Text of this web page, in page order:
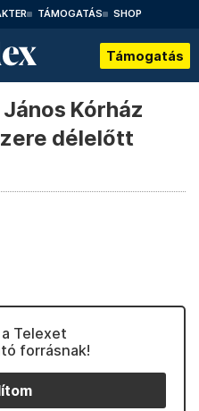
TÁMOGATÁS SHOP
Támogatás
Kórház
délelőtt
Telexet
forrásnak!